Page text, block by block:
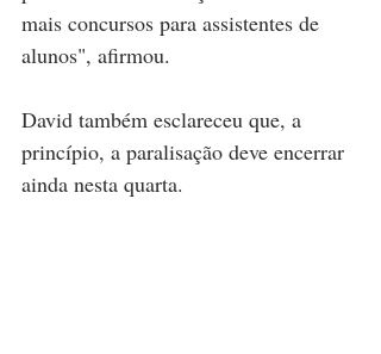
mais concursos para assistentes de
alunos", afirmou.
David também esclareceu que, a
princípio, a paralisação deve encerrar
ainda nesta quarta.